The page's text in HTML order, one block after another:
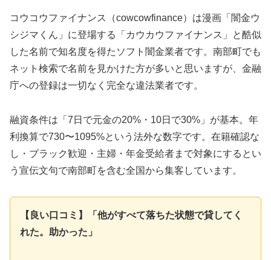
コウコウファイナンス（cowcowfinance）は漫画「闇金ウ
シジマくん」に登場する「カウカウファイナンス」と酷似
した名前で知名度を得たソフト闇金業者です。南部町でも
ネット検索で名前を見かけた方が多いと思いますが、金融
庁への登録は一切なく完全な違法業者です。
融資条件は「7日で元金の20%・10日で30%」が基本。年
利換算で730〜1095%という法外な数字です。在籍確認な
し・ブラック歓迎・主婦・年金受給者まで対象にするとい
う宣伝文句で南部町を含む全国から集客しています。
【良い口コミ】「他がすべて落ちた状態で貸してく
れた。助かった」